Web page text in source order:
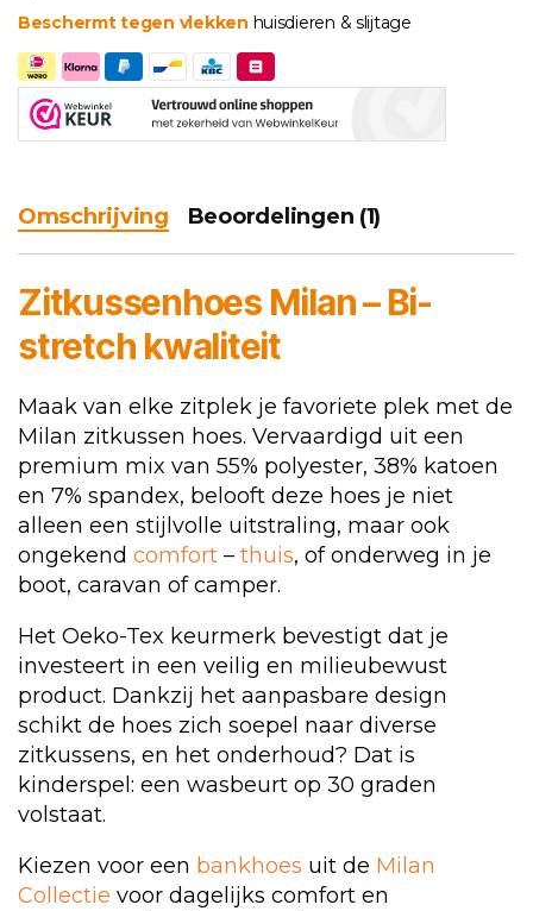
Beschermt tegen vlekken huisdieren & slijtage
Omschrijving Beoordelingen (1)
Zitkussenhoes Milan – Bi-
stretch kwaliteit
Maak van elke zitplek je favoriete plek met de
Milan zitkussen hoes. Vervaardigd uit een
premium mix van 55% polyester, 38% katoen
en 7% spandex, belooft deze hoes je niet
alleen een stijlvolle uitstraling, maar ook
ongekend comfort – thuis, of onderweg in je
boot, caravan of camper.
Het Oeko-Tex keurmerk bevestigt dat je
investeert in een veilig en milieubewust
product. Dankzij het aanpasbare design
schikt de hoes zich soepel naar diverse
zitkussens, en het onderhoud? Dat is
kinderspel: een wasbeurt op 30 graden
volstaat.
Kiezen voor een bankhoes uit de Milan
Collectie voor dagelijks comfort en